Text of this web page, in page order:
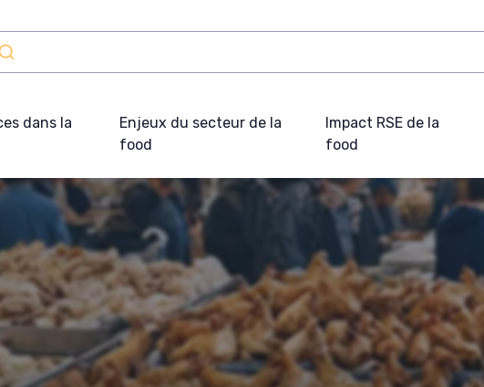
dans la
Enjeux du secteur de la
food
Impact RSE de la
food